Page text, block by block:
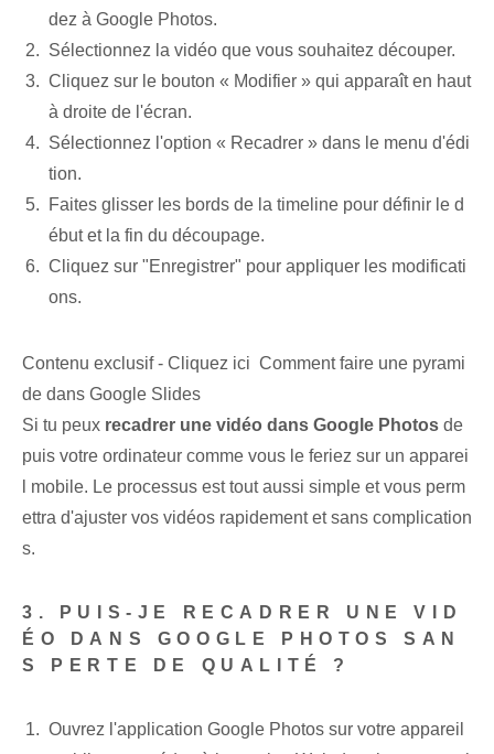
dez à Google Photos.
Sélectionnez la vidéo que vous souhaitez découper.
Cliquez sur le bouton « Modifier » qui apparaît en haut
à droite de l'écran.
Sélectionnez l'option « Recadrer » dans le menu d'édi
tion.
Faites glisser les bords de la timeline pour définir le d
ébut et la fin du découpage.
Cliquez sur "Enregistrer" pour appliquer les modificati
ons.
Contenu exclusif - Cliquez ici Comment faire une pyrami
de dans Google Slides
Si tu peux recadrer une vidéo dans Google Photos de
puis votre ordinateur comme vous le feriez sur un apparei
l mobile. Le processus est tout aussi simple et vous perm
ettra d'ajuster vos vidéos rapidement et sans complication
s.
3. PUIS-JE RECADRER UNE VID
ÉO DANS GOOGLE PHOTOS SAN
S PERTE DE QUALITÉ ?
Ouvrez l'application Google Photos sur votre appareil